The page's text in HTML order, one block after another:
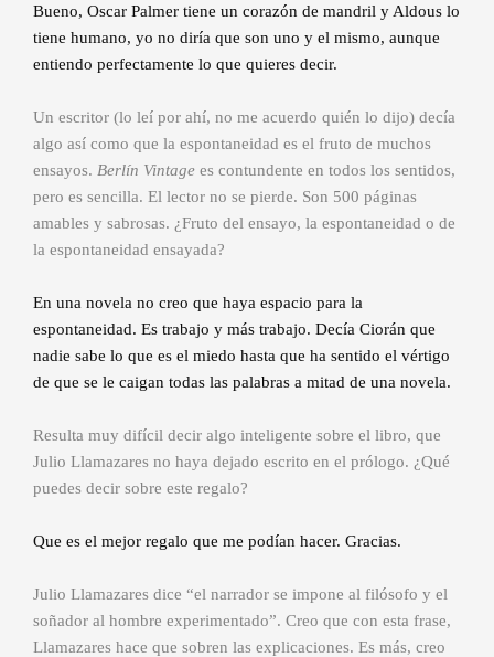
Bueno, Oscar Palmer tiene un corazón de mandril y Aldous lo
tiene humano, yo no diría que son uno y el mismo, aunque
entiendo perfectamente lo que quieres decir.
Un escritor (lo leí por ahí, no me acuerdo quién lo dijo) decía
algo así como que la espontaneidad es el fruto de muchos
ensayos. Berlín Vintage es contundente en todos los sentidos,
pero es sencilla. El lector no se pierde. Son 500 páginas
amables y sabrosas. ¿Fruto del ensayo, la espontaneidad o de
la espontaneidad ensayada?
En una novela no creo que haya espacio para la
espontaneidad. Es trabajo y más trabajo. Decía Ciorán que
nadie sabe lo que es el miedo hasta que ha sentido el vértigo
de que se le caigan todas las palabras a mitad de una novela.
Resulta muy difícil decir algo inteligente sobre el libro, que
Julio Llamazares no haya dejado escrito en el prólogo. ¿Qué
puedes decir sobre este regalo?
Que es el mejor regalo que me podían hacer. Gracias.
Julio Llamazares dice “el narrador se impone al filósofo y el
soñador al hombre experimentado”. Creo que con esta frase,
Llamazares hace que sobren las explicaciones. Es más, creo